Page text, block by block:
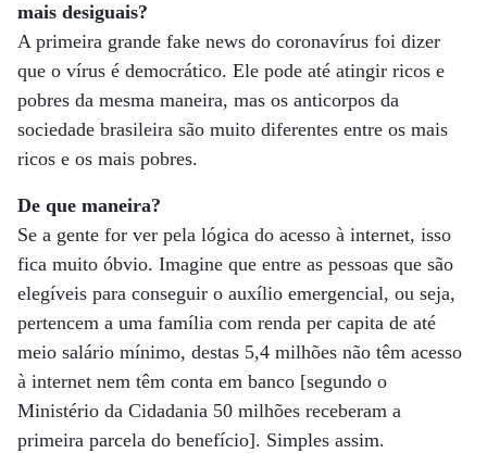
mais desiguais?
A primeira grande fake news do coronavírus foi dizer
que o vírus é democrático. Ele pode até atingir ricos e
pobres da mesma maneira, mas os anticorpos da
sociedade brasileira são muito diferentes entre os mais
ricos e os mais pobres.
De que maneira?
Se a gente for ver pela lógica do acesso à internet, isso
fica muito óbvio. Imagine que entre as pessoas que são
elegíveis para conseguir o auxílio emergencial, ou seja,
pertencem a uma família com renda per capita de até
meio salário mínimo, destas 5,4 milhões não têm acesso
à internet nem têm conta em banco [segundo o
Ministério da Cidadania 50 milhões receberam a
primeira parcela do benefício]. Simples assim.